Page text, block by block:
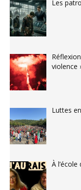
Les
violence
Luttes
À